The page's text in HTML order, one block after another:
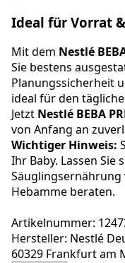
Ideal für Vorrat
Mit dem Nestlé
Sie bestens
Planungssicherheit
ideal für den
Jetzt Nestlé BEBA
von Anfang an
Wichtiger Hinweis:
Ihr Baby. Lassen Sie
Hebamme beraten.
Artikelnummer:
Hersteller: Nestlé
60329 Frankfurt am